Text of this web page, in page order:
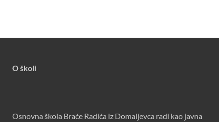
O školi
Osnovna škola Braće Radića iz Domaljevca radi kao javna